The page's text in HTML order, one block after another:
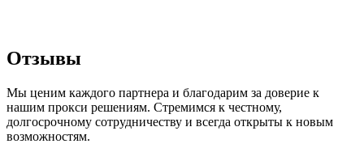
Отзывы
Мы ценим каждого партнера и благодарим за доверие к
нашим прокси решениям. Стремимся к честному,
долгосрочному сотрудничеству и всегда открыты к новым
возможностям.